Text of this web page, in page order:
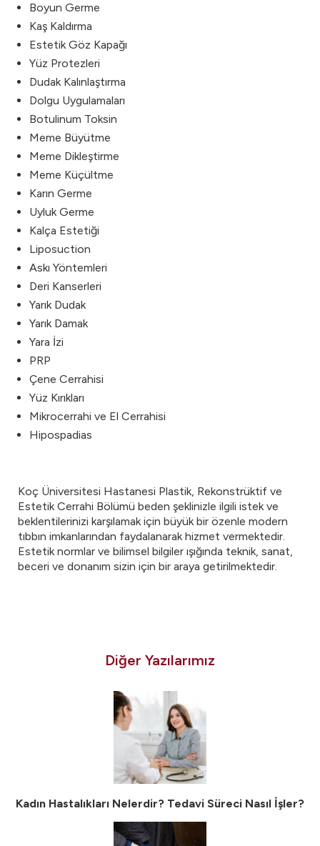
Boyun Germe
Kaş Kaldırma
Estetik Göz Kapağı
Yüz Protezleri
Dudak Kalınlaştırma
Dolgu Uygulamaları
Botulinum Toksin
Meme Büyütme
Meme Dikleştirme
Meme Küçültme
Karın Germe
Uyluk Germe
Kalça Estetiği
Liposuction
Askı Yöntemleri
Deri Kanserleri
Yarık Dudak
Yarık Damak
Yara İzi
PRP
Çene Cerrahisi
Yüz Kırıkları
Mikrocerrahi ve El Cerrahisi
Hipospadias
Koç Üniversitesi Hastanesi Plastik, Rekonstrüktif ve
Estetik Cerrahi Bölümü beden şeklinizle ilgili istek ve
beklentilerinizi karşılamak için büyük bir özenle modern
tıbbın imkanlarından faydalanarak hizmet vermektedir.
Estetik normlar ve bilimsel bilgiler ışığında teknik, sanat,
beceri ve donanım sizin için bir araya getirilmektedir.
Diğer Yazılarımız
Kadın Hastalıkları Nelerdir? Tedavi Süreci Nasıl İşler?